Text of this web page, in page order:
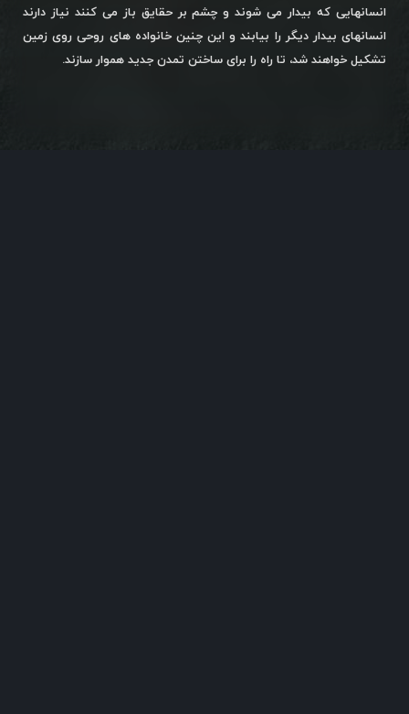
انسانهایی که بیدار می شوند و چشم بر حقایق باز می کنند نیاز دارند
انسانهای بیدار دیگر را بیابند و این چنین خانواده های روحی روی زمین
تشکیل خواهند شد، تا راه را برای ساختن تمدن جدید هموار سازند.